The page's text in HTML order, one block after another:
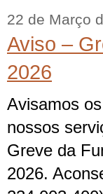
22 de Março
Aviso –
2026
Avisamos
nossos
Greve da
2026.